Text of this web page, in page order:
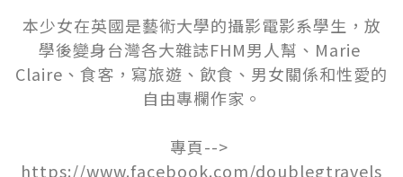
本少女在英國是藝術大學的攝影電影系學生，放
學後變身台灣各大雜誌FHM男人幫、Marie
Claire、食客，寫旅遊、飲食、男女關係和性愛的
自由專欄作家。
專頁-->
https://www.facebook.com/doublegtravels